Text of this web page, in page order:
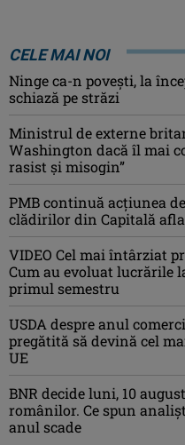
CELE MAI NOI
Ninge ca-n povești, la
schiază pe străzi
Ministrul de externe
Washington dacă îl mai
rasist şi misogin”
PMB continuă acțiunea
clădirilor din Capitală
VIDEO Cel mai întârziat
Cum au evoluat lucrările
primul semestru
USDA despre anul
pregătită să devină cel
UE
BNR decide luni, 10
românilor. Ce spun
anul scade